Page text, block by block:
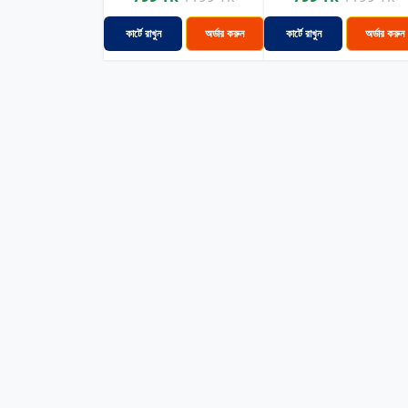
কার্টে রাখুন অর্ডার করুন কার্টে রাখুন অর্ডার করুন